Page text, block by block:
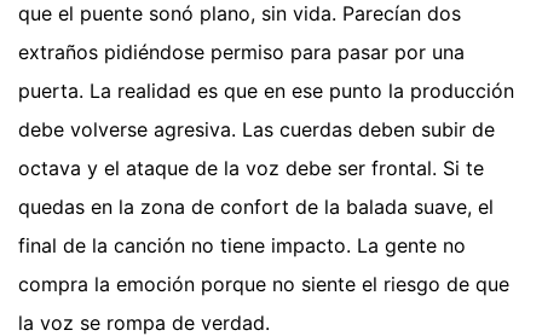
que el puente sonó plano, sin vida. Parecían dos
extraños pidiéndose permiso para pasar por una
puerta. La realidad es que en ese punto la producción
debe volverse agresiva. Las cuerdas deben subir de
octava y el ataque de la voz debe ser frontal. Si te
quedas en la zona de confort de la balada suave, el
final de la canción no tiene impacto. La gente no
compra la emoción porque no siente el riesgo de que
la voz se rompa de verdad.